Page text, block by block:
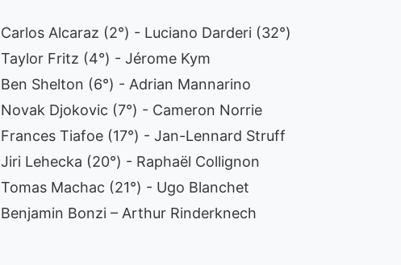
Carlos Alcaraz (2°) - Luciano Darderi (32°)
Taylor Fritz (4°) - Jérome Kym
Ben Shelton (6°) - Adrian Mannarino
Novak Djokovic (7°) - Cameron Norrie
Frances Tiafoe (17°) - Jan-Lennard Struff
Jiri Lehecka (20°) - Raphaël Collignon
Tomas Machac (21°) - Ugo Blanchet
Benjamin Bonzi – Arthur Rinderknech